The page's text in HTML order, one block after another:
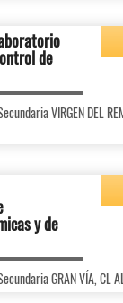
de
VIRGEN DEL
y de
GRAN VÍA, CL